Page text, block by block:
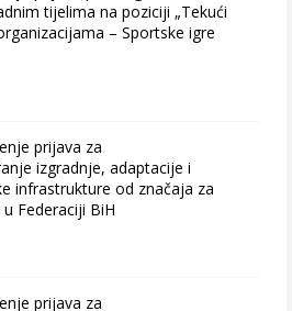
tijelima na poziciji „Tekući
– Sportske igre
prijava za
izgradnje, adaptacije i
infrastrukture od značaja za
Federaciji BiH
prijava za